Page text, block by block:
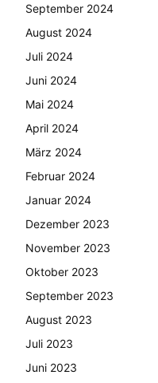
September 2024
August 2024
Juli 2024
Juni 2024
Mai 2024
April 2024
März 2024
Februar 2024
Januar 2024
Dezember 2023
November 2023
Oktober 2023
September 2023
August 2023
Juli 2023
Juni 2023